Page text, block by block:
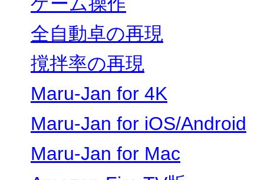
全自動卓の再現
撹拌率の再現
Maru-Jan for 4K
Maru-Jan for iOS/Android
Maru-Jan for Mac